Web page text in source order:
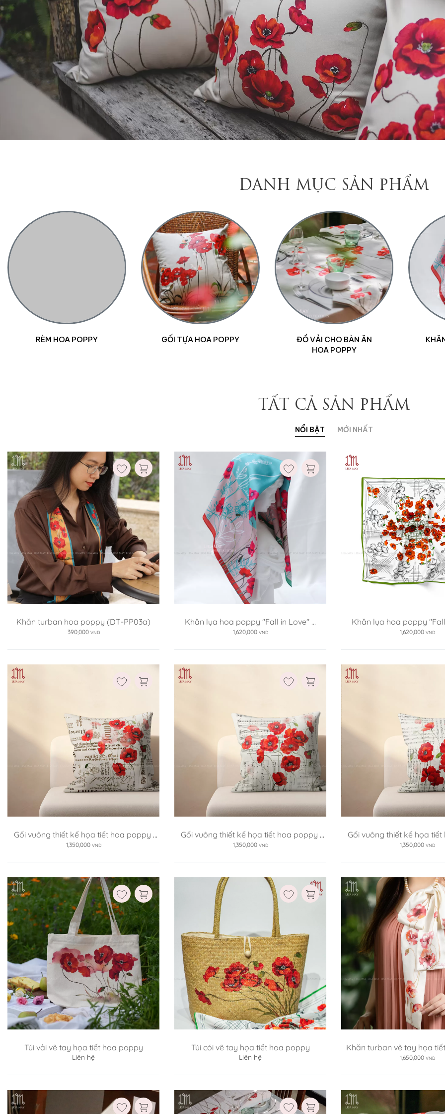
DANH MỤC SẢN PHẨM
GỐI TỰA HOA POPPY
ĐỒ VẢI CHO BÀN ĂN
KHĂN LỤA HOA POPPY TÚI
TẤT CẢ SẢN PHẨM
NỔI BẬT MỚI NHẤT
Khăn turban hoa poppy (DT-PP03a)
390,000 VND
Kích thước:
Khăn lụa hoa poppy "Fall in Love" ...
1,620,000 VND
Kích thước:
Khăn lụa hoa poppy "Fall
1,620,000 VND
Ruột gối:
Không kèm ruột
Có kèm ruột
Xóa
Gối vuông thiết kế họa tiết hoa poppy
(DG-PP01c)
1,350,000 VND
Ruột gối:
Không kèm ruột
Có kèm ruột
Xóa
Gối vuông thiết kế họa tiết hoa poppy
(DG-PP01b)
1,350,000 VND
Ruột gối:
Không kèm ruột
Có
Xóa
Gối vuông thiết kế họa
(DG-PP01a)
1,350,000 VND
Túi vải vẽ tay họa tiết hoa poppy
Liên hệ
Túi cói vẽ tay họa tiết hoa poppy
Liên hệ
Khăn turban vẽ tay họa
1,650,000 VND